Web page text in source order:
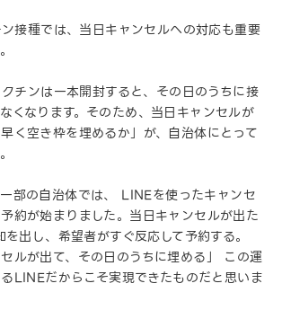
接種では、当日キャンセルへの対応も重要
チンは一本開封すると、その日のうちに接
くなります。そのため、当日キャンセルが
く空き枠を埋めるか」が、自治体にとって
部の自治体では、 LINEを使ったキャンセ
約が始まりました。当日キャンセルが出た
出し、希望者がすぐ反応して予約する。
セルが出て、その日のうちに埋める」 この運
LINEだからこそ実現できたものだと思いま